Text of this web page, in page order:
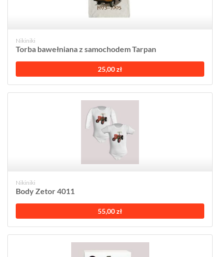
Nikiniki
Torba bawełniana z samochodem Tarpan
25,00 zł
Nikiniki
Body Zetor 4011
55,00 zł